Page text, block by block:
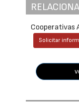
Cooperativas
Solicitar